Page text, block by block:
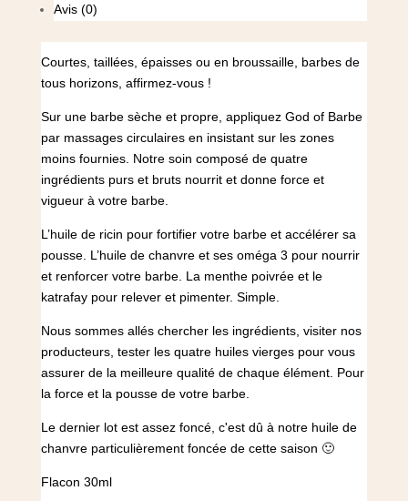
Avis (0)
Courtes, taillées, épaisses ou en broussaille, barbes de
tous horizons, affirmez-vous !
Sur une barbe sèche et propre, appliquez God of Barbe
par massages circulaires en insistant sur les zones
moins fournies. Notre soin composé de quatre
ingrédients purs et bruts nourrit et donne force et
vigueur à votre barbe.
L’huile de ricin pour fortifier votre barbe et accélérer sa
pousse. L’huile de chanvre et ses oméga 3 pour nourrir
et renforcer votre barbe. La menthe poivrée et le
katrafay pour relever et pimenter. Simple.
Nous sommes allés chercher les ingrédients, visiter nos
producteurs, tester les quatre huiles vierges pour vous
assurer de la meilleure qualité de chaque élément. Pour
la force et la pousse de votre barbe.
Le dernier lot est assez foncé, c'est dû à notre huile de
chanvre particulièrement foncée de cette saison 🙂
Flacon 30ml